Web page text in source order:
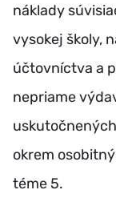
náklady
vysokej školy,
účtovníctva a
nepriame
okrem
téme 5.